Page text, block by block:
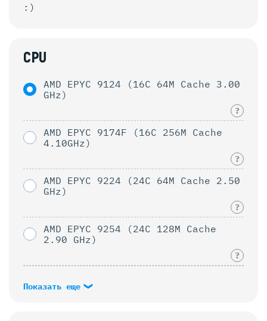
:)
CPU
AMD EPYC 9124 (16C 64M Cache 3.00
GHz)
?
AMD EPYC 9174F (16C 256M Cache
4.10GHz)
?
AMD EPYC 9224 (24C 64M Cache 2.50
GHz)
?
AMD EPYC 9254 (24C 128M Cache
2.90 GHz)
?
Показать еще